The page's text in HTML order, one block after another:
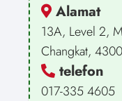
Alamat
13A, Level 2,
Changkat,
telefon
017-335 4605